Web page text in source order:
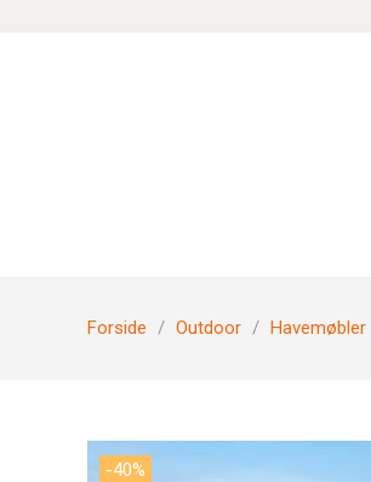
Forside Outdoor Havemøbler
-40%